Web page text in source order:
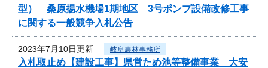
型） 桑原揚水機場1期地区 3号ポンプ設備改修工事
に関する一般競争入札公告
2023年7月10日更新 岐阜農林事務所
入札取止め【建設工事】県営ため池等整備事業 大安